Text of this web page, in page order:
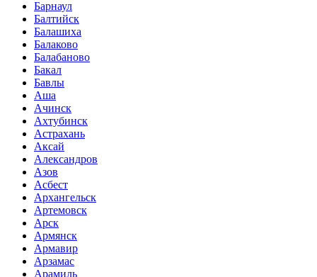
Барнаул
Балтийск
Балашиха
Балаково
Балабаново
Бакал
Бавлы
Аша
Ачинск
Ахтубинск
Астрахань
Аксай
Александров
Азов
Асбест
Архангельск
Артемовск
Арск
Армянск
Армавир
Арзамас
Арамиль